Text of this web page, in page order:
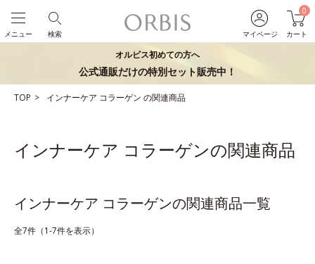
マイページ
0
カート
検索
メニュー
オルビス初めての方へ
公式通販だけの特別セット販売中！
TOP インナーケア コラーゲン の関連商品
インナーケア コラーゲンの関連商品
インナーケア コラーゲンの関連商品一覧
全7件（1-7件を表示）